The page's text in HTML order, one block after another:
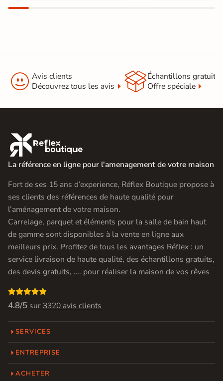
 Avis clients
Découvrez tous les avis
Échantillons gratuit
Offre spéciale

La référence en ligne pour l'amenagement de votre maison
Fort de ses 15 ans d’experience, Réflex Boutique propose à
ses clients des références de haute qualité pour
l’aménagement de votre maison.
Carrelage, parquet et éléments pour la salle de bain haut
de gamme sont disponibles à la vente en ligne aux
meilleurs prix. Profitez de tous les avantages Réflex : un
service livraison de haute qualité, des échantillons gratuits,
des devis gratuits, …. pour réaliser la maison de vos rêves

4.8/5 sur 3320 avis clients
SERVICES
ENTREPRISE
ACHETER